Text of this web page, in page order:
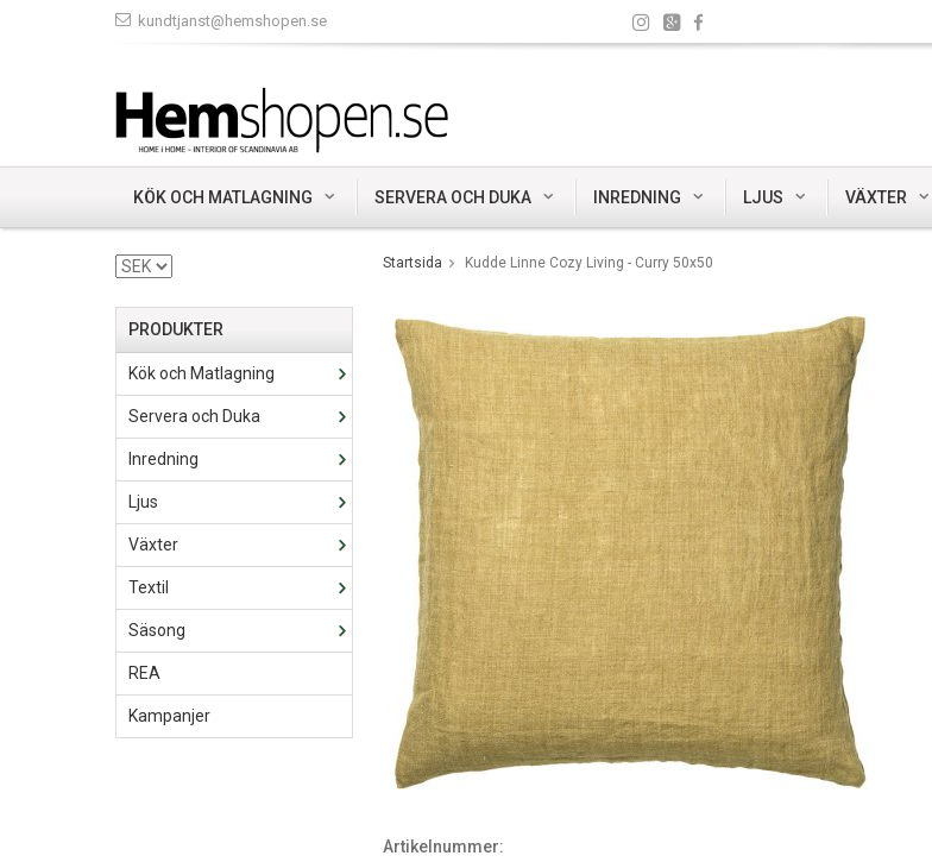
kundtjanst@hemshopen.se
KÖK OCH MATLAGNING SERVERA OCH DUKA INREDNING LJUS VÄXTER
PRODUKTER
Kök och Matlagning
Servera och Duka
Inredning
Ljus
Växter
Textil
Säsong
REA
Kampanjer
Startsida Kudde Linne Cozy Living - Curry 50x50
Artikelnummer: